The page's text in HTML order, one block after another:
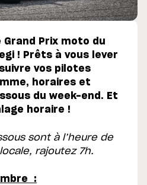
Grand Prix moto du
! Prêts à vous lever
vos pilotes
horaires et
du week-end. Et
horaire !
sont à l’heure de
rajoutez 7h.
: